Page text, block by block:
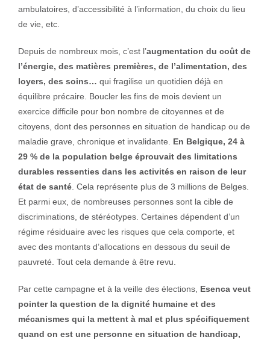
ambulatoires, d’accessibilité à l’information, du choix du lieu
de vie, etc.
Depuis de nombreux mois, c’est l’augmentation du coût de
l’énergie, des matières premières, de l’alimentation, des
loyers, des soins… qui fragilise un quotidien déjà en
équilibre précaire. Boucler les fins de mois devient un
exercice difficile pour bon nombre de citoyennes et de
citoyens, dont des personnes en situation de handicap ou de
maladie grave, chronique et invalidante.
En Belgique, 24 à
29 % de la population belge éprouvait des limitations
durables ressenties dans les activités en raison de leur
état de santé. Cela représente plus de 3 millions de Belges.
Et parmi eux, de nombreuses personnes sont la cible de
discriminations, de stéréotypes. Certaines dépendent d’un
régime résiduaire avec les risques que cela comporte, et
avec des montants d’allocations en dessous du seuil de
pauvreté. Tout cela demande à être revu.
Par cette campagne et à la veille des élections, Esenca veut
pointer la question de la dignité humaine et des
mécanismes qui la mettent à mal et plus spécifiquement
quand on est une personne en situation de handicap,